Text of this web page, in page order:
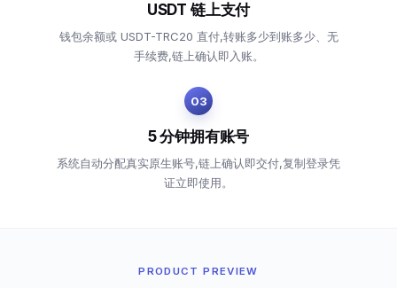
USDT 链上支付
钱包余额或 USDT-TRC20 直付,转账多少到账多少、无
手续费,链上确认即入账。
03
5 分钟拥有账号
系统自动分配真实原生账号,链上确认即交付,复制登录凭
证立即使用。
PRODUCT PREVIEW